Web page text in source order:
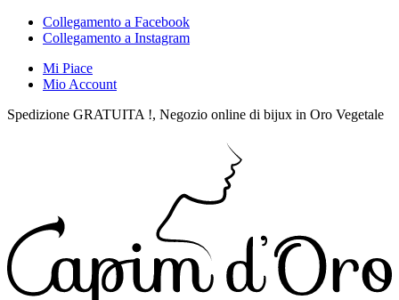
Collegamento a Facebook
Collegamento a Instagram
Mi Piace
Mio Account
Spedizione GRATUITA !, Negozio online di bijux in Oro Vegetale